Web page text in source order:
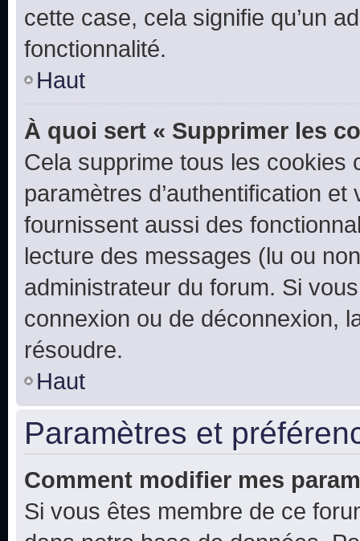
cette case, cela signifie qu’un
fonctionnalité.
Haut
À quoi sert « Supprimer les
Cela supprime tous les cookies
paramètres d’authentification
fournissent aussi des
lecture des messages (lu ou
administrateur du forum. Si
connexion ou de déconnexion,
résoudre.
Haut
Paramètres et
Comment modifier mes
Si vous êtes membre de ce